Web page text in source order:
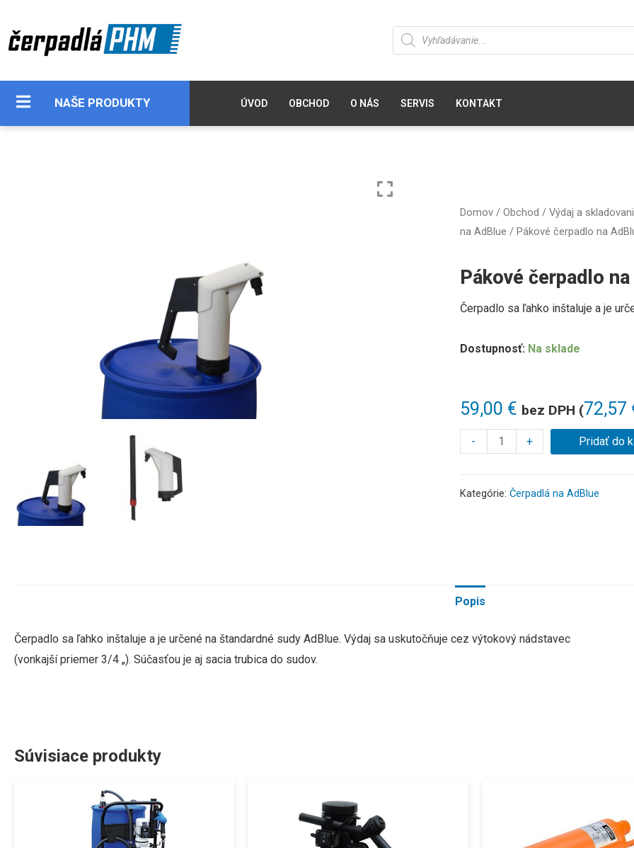
NAŠE PRODUKTY ÚVOD OBCHOD O NÁS SERVIS KONTAKT
Domov/ Obchod / Výdaj a
na AdBlue / Pákové čerpadlo na
Pákové čerpadlo
59,00 € bez DPH (72,57
Čerpadlo sa ľahko inštaluje a je
Dostupnosť: Na sklade
- + Pridať do
Kategórie: Čerpadlá na AdBlue
Popis
Čerpadlo sa ľahko inštaluje a je určené na štandardné sudy AdBlue. Výdaj sa uskutočňuje cez výtokový nádstavec
(vonkajší priemer 3/4 „). Súčasťou je aj sacia trubica do sudov.
Súvisiace produkty